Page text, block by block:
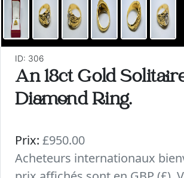
ID: 306
An 18ct Gold
Diamond Ring.
Prix: £950.00
Acheteurs internationaux